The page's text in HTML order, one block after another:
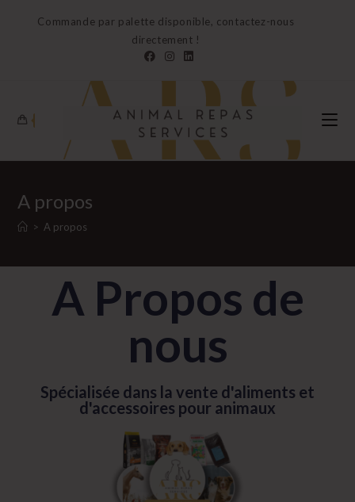
Commande par palette disponible, contactez-nous
directement !
A propos
> A propos
A Propos de
nous
Spécialisée dans la vente d'aliments et
d'accessoires pour animaux